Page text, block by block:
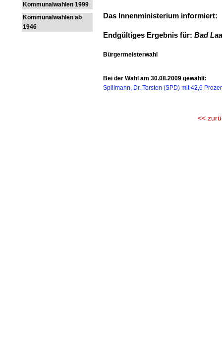
Kommunalwahlen 1999
Kommunalwahlen ab
1946
Das Innenministerium informiert:
Endgültiges Ergebnis für: Bad
Bürgermeisterwahl
Bei der Wahl am 30.08.2009 gewählt:
Spillmann, Dr. Torsten (SPD) mit 42,6
<<